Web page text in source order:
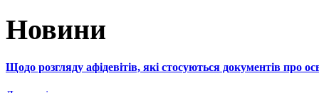
Новини
Щодо розгляду афідевітів, які стосуються документів про